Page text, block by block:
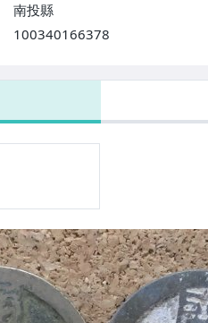
南投縣
100340166378
運費只要38元